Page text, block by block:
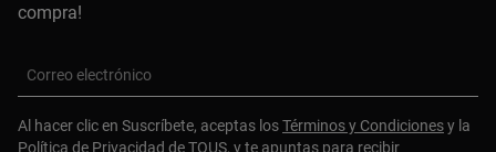
compra!
Correo electrónico
Al hacer clic en Suscríbete, aceptas losTérminos y Condicionesy la
Política de Privacidad de TOUS, y te apuntas para recibir